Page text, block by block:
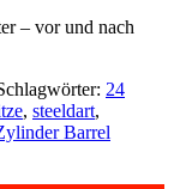
– vor und nach
24
, steeldart,
Barrel